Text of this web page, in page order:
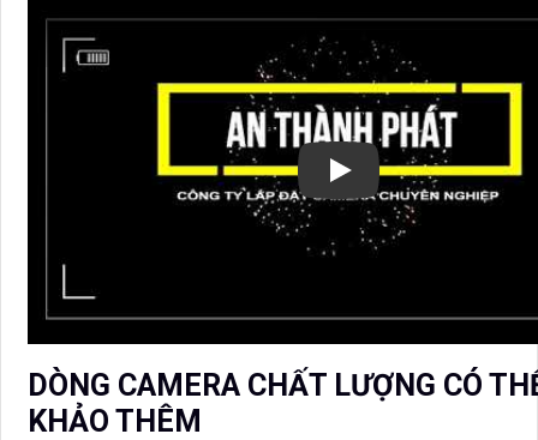
DÒNG CAMERA CHẤT LƯỢNG CÓ
KHẢO THÊM